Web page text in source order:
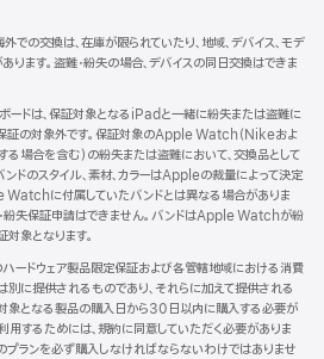
での交換は、在庫が限られていたり、地域、デバイス、モデ
ります。盗難・紛失の場合、デバイスの同日交換はできま
は、保証対象となるiPadと一緒に紛失または盗難に
保証の対象外です。保証対象のApple Watch（Nikeおよ
合を含む）の紛失または盗難において、交換品として
ドのスタイル、素材、カラーはAppleの裁量によって決定
Watchに付属していたバンドとは異なる場合がありま
紛失保証申請はできません。バンドはApple Watchが紛
象となります。
ドウェア製品限定保証および各管轄地域における消費
に提供されるものであり、それらに加えて提供される
となる製品の購入日から30日以内に購入する必要が
するためには、規約に同意していただく必要がありま
プランを必ず購入しなければならないわけではありませ